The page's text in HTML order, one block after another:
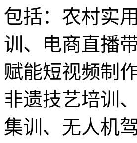
包括：农村实
训、电商直播
赋能短视频制
非遗技艺培训
集训、无人机